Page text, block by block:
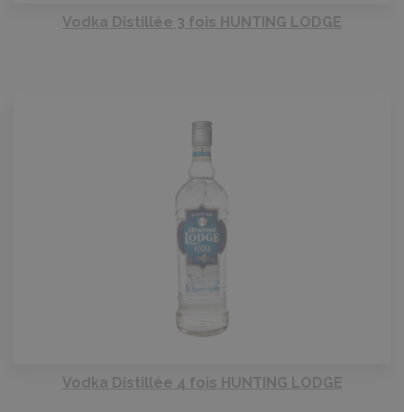
Vodka Distillée 3 fois HUNTING LODGE
Vodka Distillée 4 fois HUNTING LODGE